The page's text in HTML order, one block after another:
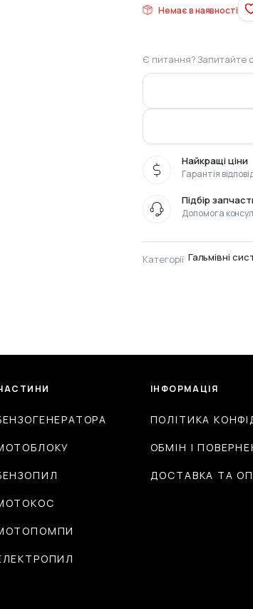
Немає в наявності
Є питання? Запитайте
Найкращі ціни
Гарантія
Підбір
Допомога
Категорії Гальмівні
ІНФОРМАЦІЯ
ПОЛІТИКА
ОБМІН І
ДОСТАВКА ТА